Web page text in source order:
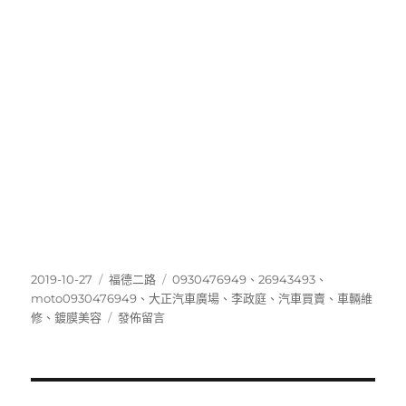
發
佈
日
2019-10-27
分
類
福德二路
標
籤
0930476949 、26943493 、
moto0930476949 、大正汽車廣場 、李政庭 、 汽車買賣 、 車輛維
修 、鍍膜美容
在
發佈留言